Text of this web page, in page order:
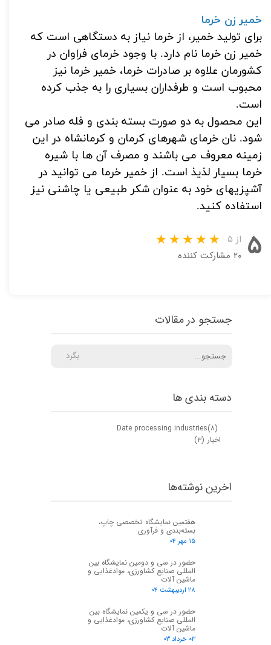
خمیر زن خرما
برای تولید خمیر، از خرما نیاز به دستگاهی است که
خمیر زن خرما نام دارد. با وجود خرمای فراوان در
کشورمان علاوه بر صادرات خرما، خمیر خرما نیز
محبوب است و طرفداران بسیاری را به جذب کرده
است.
این محصول به دو صورت بسته بندی و فله صادر می
شود. نان خرمای شهرهای کرمان و کرمانشاه در این
زمینه معروف می باشند و مصرف آن ها با شیره
خرما بسیار لذیذ است. از خمیر خرما می توانید در
آشپزیهای خود به عنوان شکر طبیعی یا چاشنی نیز
استفاده کنید.
۵ از ۵
۲۰ مشارکت کننده
دسته بندی ها
Date processing industries(۸)
اخبار (۳)
جستجو در مقالات
بگرد
اخرین نوشته‌ها
هفتمین نمایشگاه تخصصی چاپ،
بسته‌بندی و فرآوری
۱۵ مهر ۰۴
حضور در سی و دومین نمایشگاه بین
المللی صنایع کشاورزی، موادغذایی و
ماشین آلات
۲۸ اردیبهشت ۰۴
حضور در سی و یکمین نمایشگاه بین
المللی صنایع کشاورزی، موادغذایی و
ماشین آلات
۰۳ خرداد ۰۳